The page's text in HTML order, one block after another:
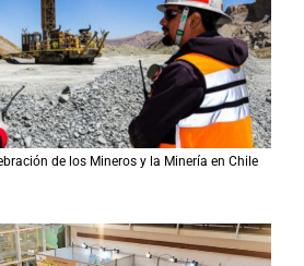
de los Mineros y la Minería en Chile